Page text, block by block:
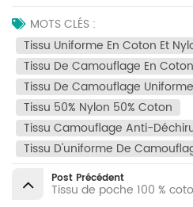
MOTS CLÉS :
Tissu Uniforme En Coton Et
Tissu De Camouflage En
Tissu De Camouflage
Tissu 50% Nylon 50% Coton
Tissu Camouflage Anti-
Tissu D'uniforme De
Post Précédent
Tissu de poche 100 %